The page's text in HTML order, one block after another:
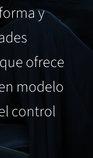
y
ofrece
modelo
control